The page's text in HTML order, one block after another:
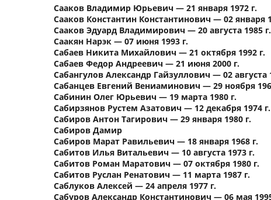
Сааков Владимир Юрьевич — 21 января 1972 г.
Сааков Константин Константинович — 02 января
Сааков Эдуард Владимирович — 20 августа 1985 г.
Саакян Нарэк — 07 июня 1993 г.
Сабаев Никита Михайлович — 21 октября 1992 г.
Сабаев Федор Андреевич — 21 июня 2000 г.
Сабангулов Александр Гайзуллович — 02 августа
Сабанцев Евгений Вениаминович — 29 ноября
Сабинин Олег Юрьевич — 19 марта 1980 г.
Сабирзянов Рустем Азатович — 12 декабря 1974 г.
Сабиров Антон Тагирович — 29 января 1980 г.
Сабиров Дамир
Сабиров Марат Равильевич — 18 января 1968 г.
Сабитов Илья Витальевич — 10 августа 1973 г.
Сабитов Роман Маратович — 07 октября 1980 г.
Сабитов Руслан Ренатович — 11 марта 1987 г.
Саблуков Алексей — 24 апреля 1977 г.
Сабуров Александр Константинович — 06 мая